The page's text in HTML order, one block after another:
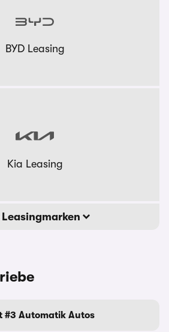
BYD Leasing
Kia Leasing
#3 Automatik Autos